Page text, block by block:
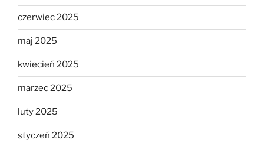
czerwiec 2025
maj 2025
kwiecień 2025
marzec 2025
luty 2025
styczeń 2025